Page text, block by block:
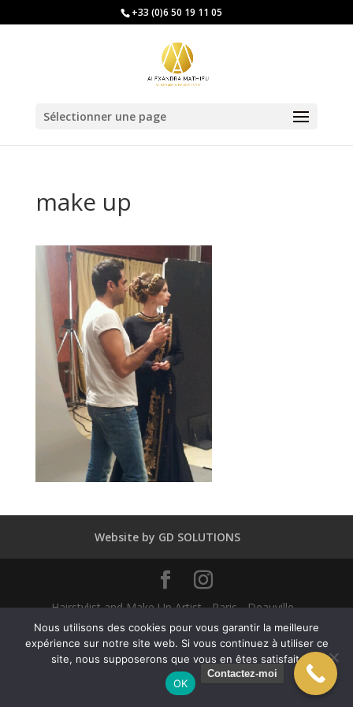
+33 (0)6 50 19 11 05
Sélectionner une page
make up
Website by GD SOLUTIONS
Hairstylist and Make Up Artist - Paris - Deauville -
Dubaï - New York - Alexandra Mathieu 2025
Contactez-moi
English(Anglais) Français
Nous utilisons des cookies pour vous garantir la meilleure
expérience sur notre site web. Si vous continuez à utiliser ce
site, nous supposerons que vous en êtes satisfait.
OK